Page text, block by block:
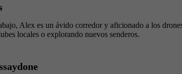
Alex es un ávido corredor y aficionado a los
locales o explorando nuevos senderos.